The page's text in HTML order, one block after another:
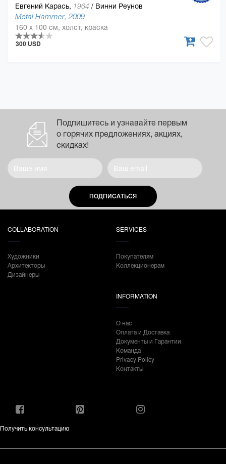
Евгений Карась, 1964 / Винни Реунов
Metal Hammer, 2009
160 x 100 см, холст, краска
300 USD
Подпишитесь и узнавайте первым
о горячих предложениях, акциях,
скидках!
ПОДПИСАТЬСЯ
COLLABORATION
Художники
Архитекторы
Дизайнеры
SERVICES
Покупателям
Коллекционерам
INFORMATION
О нас
Оплата и Доставка
Документы и Гарантии
Команда
Privacy Policy
Контакты
Получить консультацию